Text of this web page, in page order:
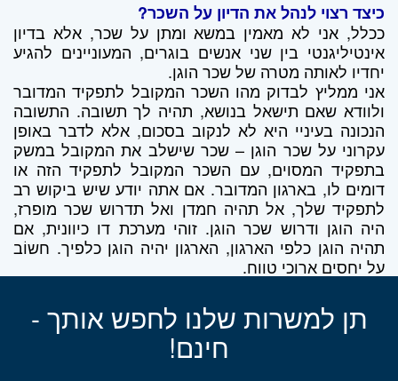
כיצד רצוי לנהל את הדיון על השכר?
ככלל, אני לא מאמין במשא ומתן על שכר, אלא בדיון
אינטיליגנטי בין שני אנשים בוגרים, המעוניינים להגיע
יחדיו לאותה מטרה של שכר הוגן.
אני ממליץ לבדוק מהו השכר המקובל לתפקיד המדובר
ולוודא שאם תישאל בנושא, תהיה לך תשובה. התשובה
הנכונה בעיניי היא לא לנקוב בסכום, אלא לדבר באופן
עקרוני על שכר הוגן – שכר שישלב את המקובל במשק
בתפקיד המסוים, עם השכר המקובל לתפקיד הזה או
דומים לו, בארגון המדובר. אם אתה יודע שיש ביקוש רב
לתפקיד שלך, אל תהיה חמדן ואל תדרוש שכר מופרז,
היה הוגן ודרוש שכר הוגן. זוהי מערכת דו כיוונית, אם
תהיה הוגן כלפי הארגון, הארגון יהיה הוגן כלפיך. חשוֹב
על יחסים ארוכי טווח.
תן למשרות שלנו לחפש אותך -
חינם!